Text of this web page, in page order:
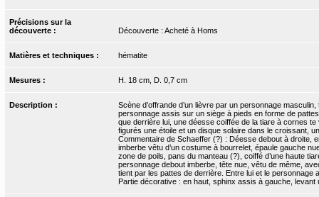
Précisions sur la
découverte :
Découverte : Acheté à Homs
Matières et techniques : hématite
Mesures : H. 18 cm, D. 0,7 cm
Description :
Scène d’offrande d’un lièvre par un personnage
personnage assis sur un siège à pieds en forme de
que derrière lui, une déesse coiffée de la tiare à cornes
figurés une étoile et un disque solaire dans le croissant,
Commentaire de Schaeffer (?) : Déesse debout à droite,
imberbe vêtu d’un costume à bourrelet, épaule gauche
zone de poils, pans du manteau (?), coiffé d’une haute
personnage debout imberbe, tête nue, vêtu de même,
tient par les pattes de derrière. Entre lui et le personnage
Partie décorative : en haut, sphinx assis à gauche,